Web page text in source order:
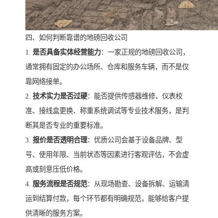
四、如何判断靠谱的地磅回收公司
1. 是否具备实体经营能力：一家正规的地磅回收公司，
通常拥有固定的办公场所、仓库和服务车辆，而不是仅
靠网络接单。
2. 技术实力是否过硬：能否提供传感器维修、仪表校
准、接线盒更换、称重系统调试等专业技术服务，是判
断其是否专业的重要标准。
3. 报价是否透明合理：优质公司会基于设备品牌、型
号、使用年限、当前状态等因素进行客观评估，不会虚
高或刻意压低价格。
4. 服务流程是否规范：从现场勘查、设备拆解、运输清
运到结算付款，每个环节都有明确规范，能够给客户提
供清晰的服务方案。